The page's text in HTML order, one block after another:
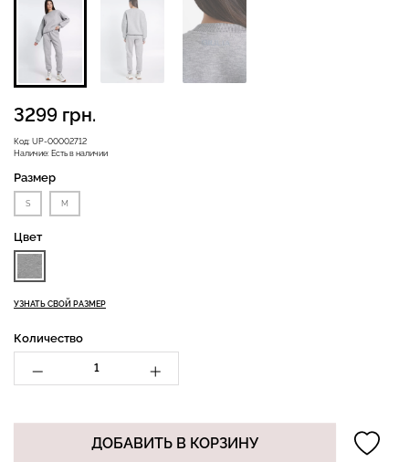
Код: UP-00002712
Наличие: Есть в наличии
3299 грн.
Размер
S M
Цвет
УЗНАТЬ СВОЙ РАЗМЕР
Количество
ДОБАВИТЬ В КОРЗИНУ
Бесшовные леггинсы
482 грн.689 грн.